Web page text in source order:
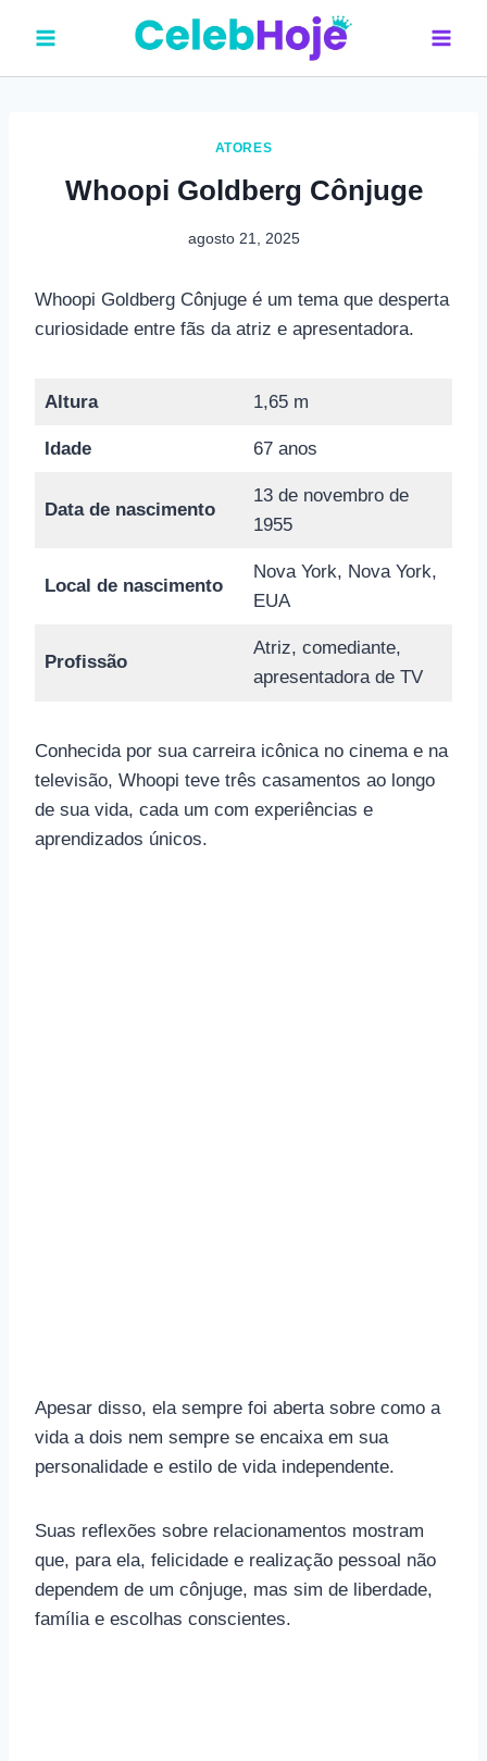
o
ATORES
Whoopi Goldberg Cônjuge
agosto 21, 2025
Whoopi Goldberg Cônjuge é um tema que desperta
curiosidade entre fãs da atriz e apresentadora.
Altura 1,65 m
Idade 67 anos
Data de nascimento
13 de novembro de
1955
Local de nascimento
Nova York, Nova York,
EUA
Profissão
Atriz, comediante,
apresentadora de TV
Conhecida por sua carreira icônica no cinema e na
televisão, Whoopi teve três casamentos ao longo
de sua vida, cada um com experiências e
aprendizados únicos.
Apesar disso, ela sempre foi aberta sobre como a
vida a dois nem sempre se encaixa em sua
personalidade e estilo de vida independente.
Suas reflexões sobre relacionamentos mostram
que, para ela, felicidade e realização pessoal não
dependem de um cônjuge, mas sim de liberdade,
família e escolhas conscientes.